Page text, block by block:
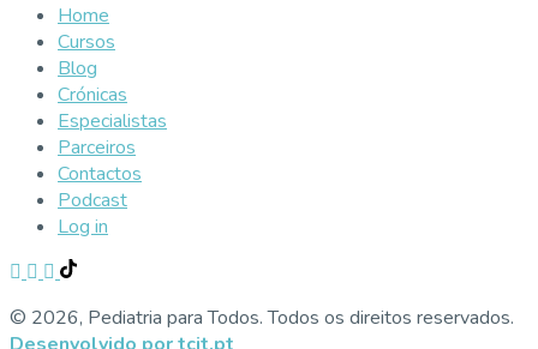
Home
Cursos
Blog
Crónicas
Especialistas
Parceiros
Contactos
Podcast
Log in
© 2026, Pediatria para Todos. Todos os direitos reservados.